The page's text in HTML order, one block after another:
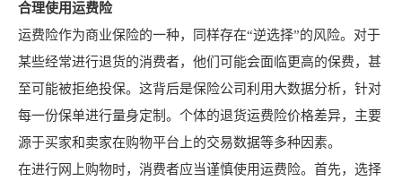
合理使用运费险
运费险作为商业保险的一种，同样存在“逆选择”的风险。对于
某些经常进行退货的消费者，他们可能会面临更高的保费，甚
至可能被拒绝投保。这背后是保险公司利用大数据分析，针对
每一份保单进行量身定制。个体的退货运费险价格差异，主要
源于买家和卖家在购物平台上的交易数据等多种因素。
在进行网上购物时，消费者应当谨慎使用运费险。首先，选择